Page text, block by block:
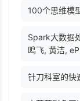
100个思维模
Spark大数据
鸣飞, 黄洁,
针刀科室的快